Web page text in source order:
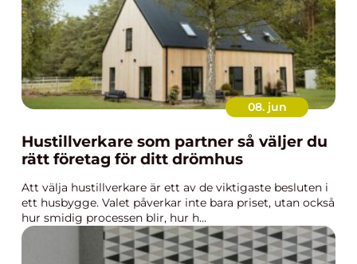
08. jun
Hustillverkare som partner så väljer du
rätt företag för ditt drömhus
Att välja hustillverkare är ett av de viktigaste besluten i
ett husbygge. Valet påverkar inte bara priset, utan också
hur smidig processen blir, hur h...